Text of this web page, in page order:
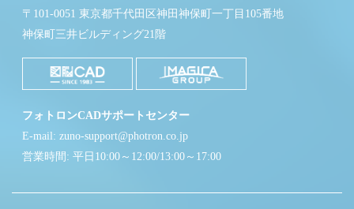
〒101-0051 東京都千代田区神田神保町一丁目105番地
神保町三井ビルディング21階
フォトロンCADサポートセンター
E-mail: zuno-support@photron.co.jp
営業時間: 平日10:00～12:00/13:00～17:00